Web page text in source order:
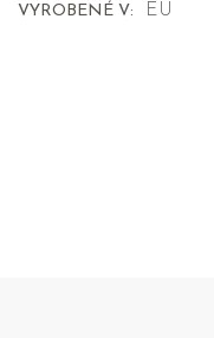
VYROBENÉ V: EU